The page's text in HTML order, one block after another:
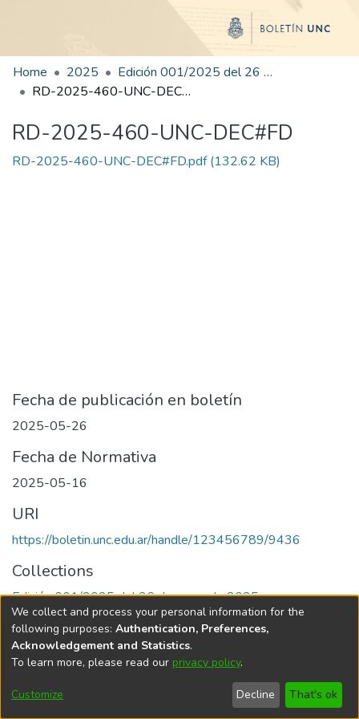
Home 2025
Edición 001/2025 del 26 de mayo de 2025
RD-2025-460-UNC-DEC#FD
RD-2025-460-UNC-DEC#FD
RD-2025-460-UNC-DEC#FD.pdf(132.62 KB)
Fecha de publicación en boletín
2025-05-26
Fecha de Normativa
2025-05-16
URI
https://boletin.unc.edu.ar/handle/123456789/9436
Collections
Edición 001/2025 del 26 de mayo de 2025
Universidad Nacional de Córdoba
We collect and process your personal information for the
following purposes: Authentication, Preferences,
Acknowledgement and Statistics.
To learn more, please read our privacy policy.
Customize Decline That's ok